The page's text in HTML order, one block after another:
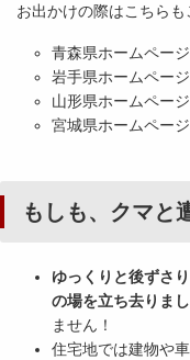
お出かけの際はこちらも
青森県ホームペー
岩手県ホームペー
山形県ホームペー
宮城県ホームペー
もしも、クマと
ゆっくりと後ずさり
の場を立ち去りま
ません！
住宅地では建物や